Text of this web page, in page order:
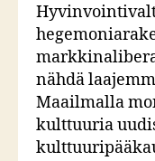
nähdä
Maailmalla
kulttuuria